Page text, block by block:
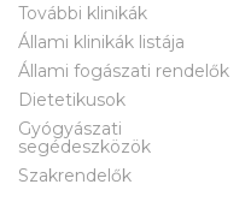
További klinikák
Állami klinikák listája
Állami fogászati rendelők
Dietetikusok
Gyógyászati
segédeszközök
Szakrendelők